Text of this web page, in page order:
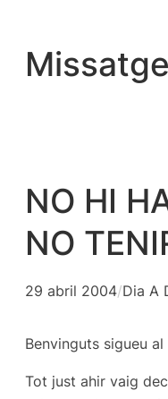
contingut
NO HI
NO
29 abril 2004/Dia A
Benvinguts sigueu
Tot just ahir vaig